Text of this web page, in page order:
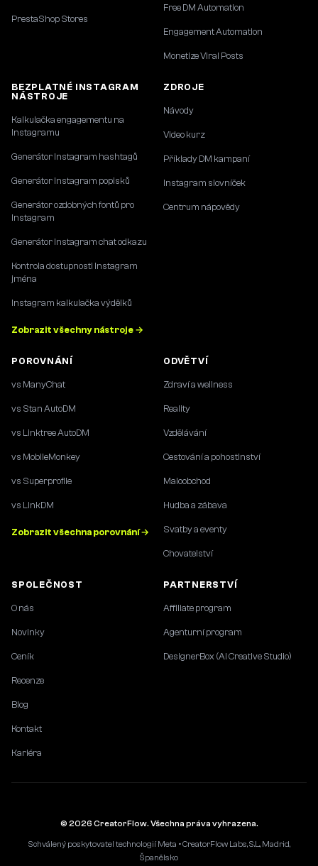
PrestaShop Stores
Free DM Automation
Engagement Automation
Monetize Viral Posts
BEZPLATNÉ INSTAGRAM
NÁSTROJE
Kalkulačka engagementu na
Instagramu
Generátor Instagram hashtagů
Generátor Instagram popisků
Generátor ozdobných fontů pro
Instagram
Generátor Instagram chat odkazu
Kontrola dostupnosti Instagram
jména
Instagram kalkulačka výdělků
Zobrazit všechny nástroje →
ZDROJE
Návody
Video kurz
Příklady DM kampaní
Instagram slovníček
Centrum nápovědy
POROVNÁNÍ
vs ManyChat
vs Stan AutoDM
vs Linktree AutoDM
vs MobileMonkey
vs Superprofile
vs LinkDM
Zobrazit všechna porovnání →
ODVĚTVÍ
Zdraví a wellness
Reality
Vzdělávání
Cestování a pohostinství
Maloobchod
Hudba a zábava
Svatby a eventy
Chovatelství
SPOLEČNOST
O nás
Novinky
Ceník
Recenze
Blog
Kontakt
Kariéra
PARTNERSTVÍ
Affiliate program
Agenturní program
DesignerBox (AI Creative Studio)
© 2026 CreatorFlow. Všechna práva vyhrazena.
Schválený poskytovatel technologií Meta • CreatorFlow Labs, S.L., Madrid,
Španělsko